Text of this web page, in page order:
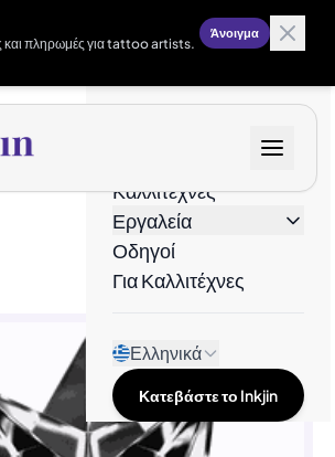
και πληρωμές για tattoo artists.
Άνοιγμα
Καλλιτέχνες
Εργαλεία
Οδηγοί
Για Καλλιτέχνες
Ελληνικά
Κατεβάστε το Inkjin